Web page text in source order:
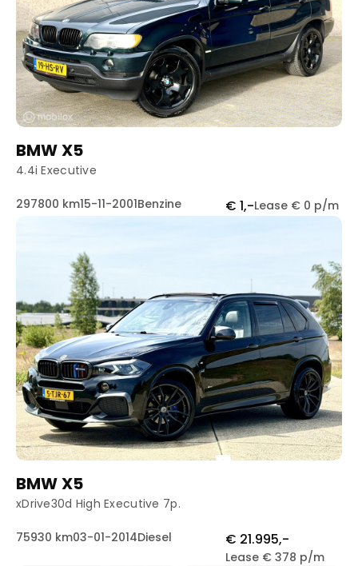
BMW X5
4.4i Executive
297800 km15-11-2001Benzine € 1,-Lease € 0 p/m
BMW X5
xDrive30d High Executive 7p.
75930 km03-01-2014Diesel € 21.995,-
Lease € 378 p/m